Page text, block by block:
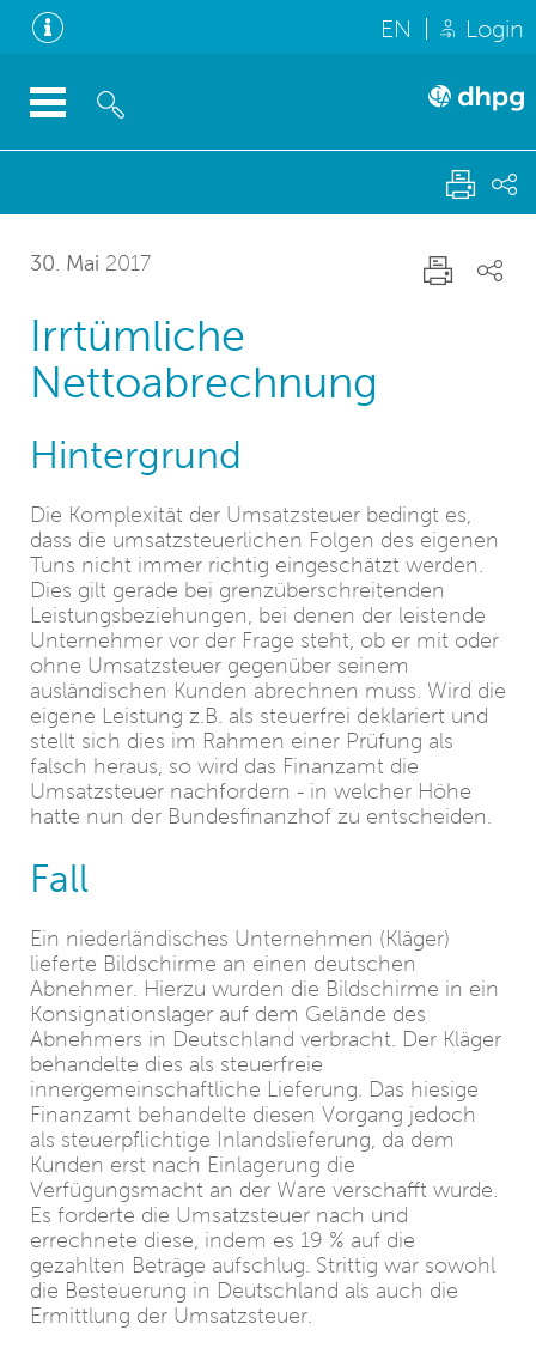
EN Login
30. Mai 2017
Irrtümliche
Nettoabrechnung
Hintergrund
Die Komplexität der Umsatzsteuer bedingt es,
dass die umsatzsteuerlichen Folgen des eigenen
Tuns nicht immer richtig eingeschätzt werden.
Dies gilt gerade bei grenzüberschreitenden
Leistungsbeziehungen, bei denen der leistende
Unternehmer vor der Frage steht, ob er mit oder
ohne Umsatzsteuer gegenüber seinem
ausländischen Kunden abrechnen muss. Wird die
eigene Leistung z.B. als steuerfrei deklariert und
stellt sich dies im Rahmen einer Prüfung als
falsch heraus, so wird das Finanzamt die
Umsatzsteuer nachfordern - in welcher Höhe
hatte nun der Bundesfinanzhof zu entscheiden.
Fall
Ein niederländisches Unternehmen (Kläger)
lieferte Bildschirme an einen deutschen
Abnehmer. Hierzu wurden die Bildschirme in ein
Konsignationslager auf dem Gelände des
Abnehmers in Deutschland verbracht. Der Kläger
behandelte dies als steuerfreie
innergemeinschaftliche Lieferung. Das hiesige
Finanzamt behandelte diesen Vorgang jedoch
als steuerpflichtige Inlandslieferung, da dem
Kunden erst nach Einlagerung die
Verfügungsmacht an der Ware verschafft wurde.
Es forderte die Umsatzsteuer nach und
errechnete diese, indem es 19 % auf die
gezahlten Beträge aufschlug. Strittig war sowohl
die Besteuerung in Deutschland als auch die
Ermittlung der Umsatzsteuer.